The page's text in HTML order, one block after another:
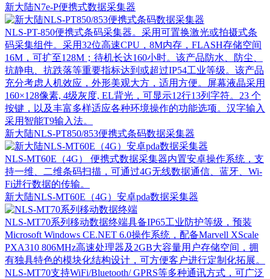
新大陆N7e-P便携式数据采集器
NLS-PT-850便携式条码采集器。采用可置换激光或拍摄式条
码采集组件。采用32位高速CPU，8M内存，FLASH存储空间
16M，可扩至128M；待机长达160小时。该产品防水、防尘、
抗静电、抗跌落等重要指标达到或超过IP54工业等级。该产品
充分考虑人机效应，外形美观大方，适用方便。屏幕液晶采用
160×128像素, 4级灰度, EL背光，可显示12行13列字符。23 个
按键，以及丰富多样适应各种环境操作的功能选项。汉字输入
采用智能T9输入法。
新大陆NLS-PT850/853便携式条码数据采集器
NLS-MT60E（4G） 便携式数据采集器内置安卓操作系统，支
持一维、二维条码扫描，可通过4G无线数据通信、蓝牙、Wi-
Fi进行数据的传输。
新大陆NLS-MT60E（4G）安卓pda数据采集器
NLS-MT70系列移动数据终端具备IP65工业防护等级，预装
Microsoft Windows CE.NET 6.0操作系统，配备Marvell XScale
PXA310 806MHz高速处理器及2GB大容量用户存储空间，拥
有独具特色的模块化结构设计，可方便客户进行定制化拓展。
NLS-MT70支持WiFi/Bluetooth/ GPRS等多种通讯方式，可广泛